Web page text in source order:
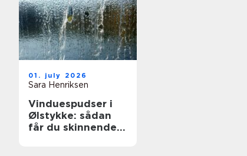
01. july 2026
Sara Henriksen
Vinduespudser i
Ølstykke: sådan
får du skinnende